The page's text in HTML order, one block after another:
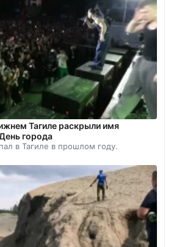
Тагиле раскрыли имя
города
в Тагиле в прошлом году.